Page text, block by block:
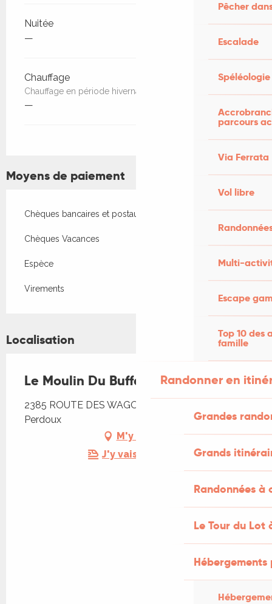
Pêcher
Escalade
Spéléologie
parcours
Via Ferrata
Vol libre
Multi-
Escape
Top 10 des
famille
Randonner en
Grandes
Grands
Randonnées
Le Tour du Lot
Nuitée
—
Chauffage
Chauffage en période hivernale et par nuit
—
Moyens de paiement
Chèques bancaires et postaux
Chèques Vacances
Espèce
Virements
Localisation
Le Moulin Du Buffan
2385 ROUTE DES WAGONNETS, 46100 Saint-
Perdoux
M'y rendre
J'y vais en train !